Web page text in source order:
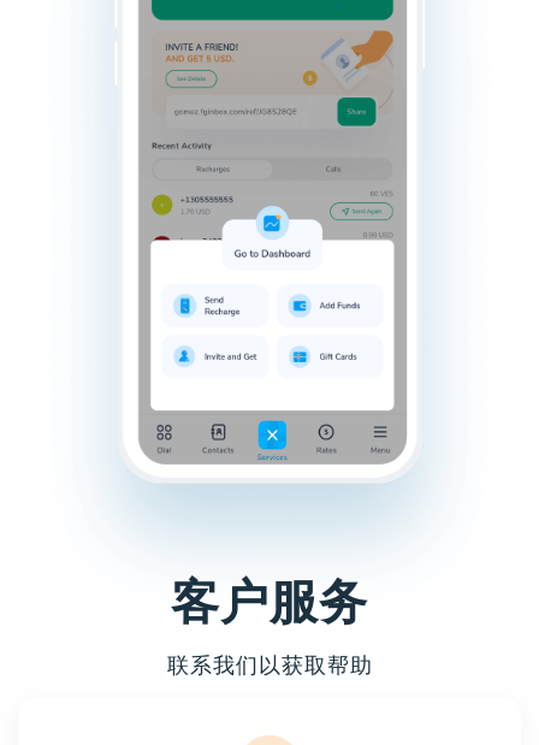
客户服务
联系我们以获取帮助